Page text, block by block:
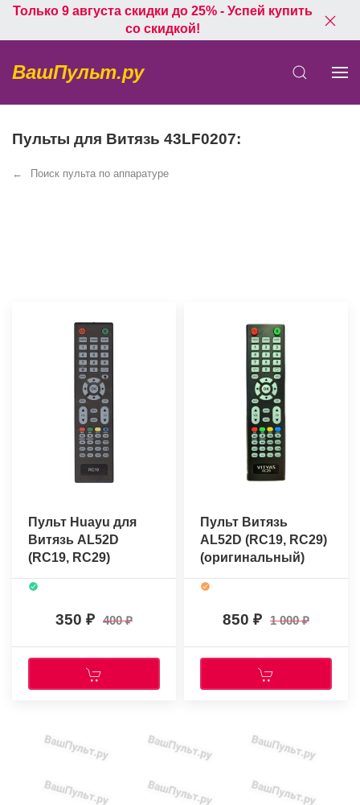
Только 9 августа скидки до 25% - Успей купить
со скидкой!
ВашПульт.ру
Пульты для Витязь 43LF0207:
Поиск пульта по аппаратуре
Пульт Huayu для
Витязь AL52D
(RC19, RC29)
350 400
Пульт Витязь
AL52D (RC19, RC29)
(оригинальный)
850 1 000